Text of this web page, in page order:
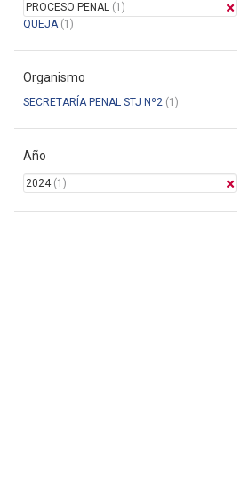
PROCESO PENAL (1)
QUEJA(1)
Organismo
SECRETARÍA PENAL STJ Nº2 (1)
Año
2024(1)